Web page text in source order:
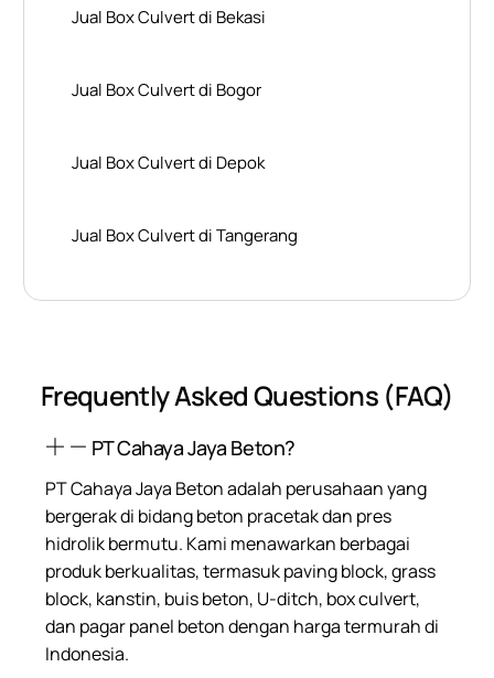
Jual Box Culvert di Bekasi
Jual Box Culvert di Bogor
Jual Box Culvert di Depok
Jual Box Culvert di Tangerang
Frequently Asked Questions (FAQ)
PT Cahaya Jaya Beton?
PT Cahaya Jaya Beton adalah perusahaan yang
bergerak di bidang beton pracetak dan pres
hidrolik bermutu. Kami menawarkan berbagai
produk berkualitas, termasuk paving block, grass
block, kanstin, buis beton, U-ditch, box culvert,
dan pagar panel beton dengan harga termurah di
Indonesia.